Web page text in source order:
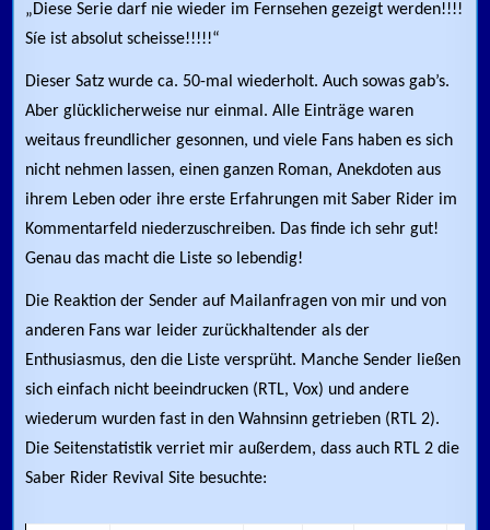
„Diese Serie darf nie wieder im Fernsehen gezeigt werden!!!!
Síe ist absolut scheisse!!!!!“
Dieser Satz wurde ca. 50-mal wiederholt. Auch sowas gab’s.
Aber glücklicherweise nur einmal. Alle Einträge waren
weitaus freundlicher gesonnen, und viele Fans haben es sich
nicht nehmen lassen, einen ganzen Roman, Anekdoten aus
ihrem Leben oder ihre erste Erfahrungen mit Saber Rider im
Kommentarfeld niederzuschreiben. Das finde ich sehr gut!
Genau das macht die Liste so lebendig!
Die Reaktion der Sender auf Mailanfragen von mir und von
anderen Fans war leider zurückhaltender als der
Enthusiasmus, den die Liste versprüht. Manche Sender ließen
sich einfach nicht beeindrucken (RTL, Vox) und andere
wiederum wurden fast in den Wahnsinn getrieben (RTL 2).
Die Seitenstatistik verriet mir außerdem, dass auch RTL 2 die
Saber Rider Revival Site besuchte: